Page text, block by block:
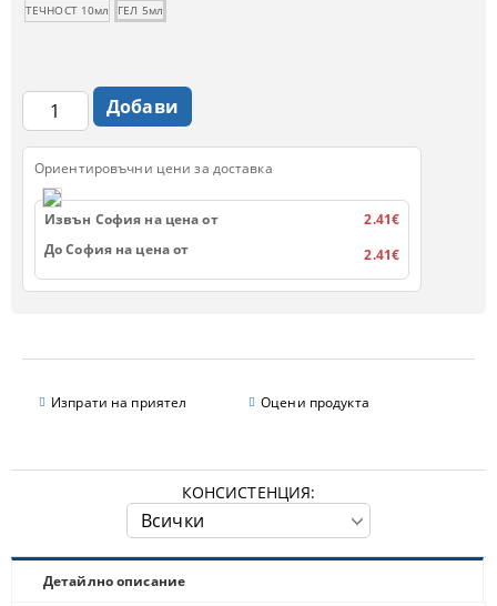
Изпрати на приятел Оцени продукта
ТЕЧНОСТ 10мл ГЕЛ 5мл
Ориентировъчни цени за доставка
Извън София на цена от
2.41€
До София на цена от
2.41€
КОНСИСТЕНЦИЯ:
Детайлно описание